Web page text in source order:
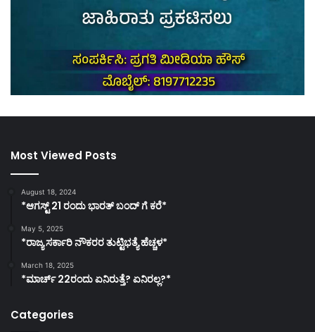
Most Viewed Posts
August 18, 2024
*ಆಗಸ್ಟ್ 21 ರಂದು ಭಾರತ್‌ ಬಂದ್‌ ಗೆ ಕರೆ*
May 5, 2025
*ರಾಜ್ಯ ಸರ್ಕಾರಿ ನೌಕರರ ತುಟ್ಟಿಭತ್ಯೆ ಹೆಚ್ಚಳ*
March 18, 2025
*ಮಾರ್ಚ್ 22ರಂದು ಏನಿರುತ್ತೆ? ಏನಿರಲ್ಲ?*
Categories